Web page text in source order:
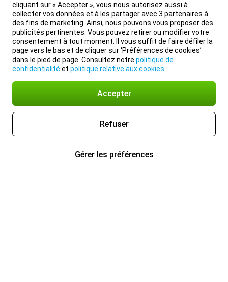
cliquant sur « Accepter », vous nous autorisez aussi à
collecter vos données et à les partager avec 3 partenaires à
des fins de marketing. Ainsi, nous pouvons vous proposer des
publicités pertinentes. Vous pouvez retirer ou modifier votre
consentement à tout moment. Il vous suffit de faire défiler la
page vers le bas et de cliquer sur ‘Préférences de cookies’
dans le pied de page. Consultez notre politique de
confidentialité et politique relative aux cookies
Accepter
Refuser
Gérer les préférences